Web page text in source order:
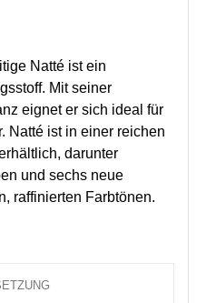
Natté ist ein
Mit seiner
eignet er sich ideal für
Natté ist in einer reichen
darunter
und sechs neue
raffinierten Farbtönen.